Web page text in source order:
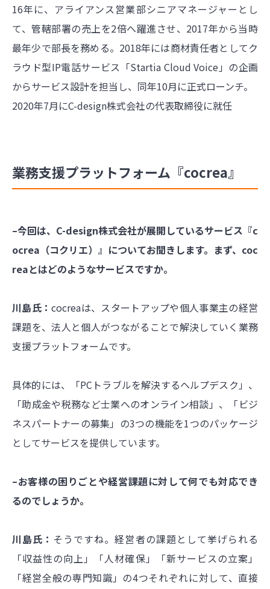
16年に、アライアンス営業部シニアマネージャーとし
て、管轄部署の売上を2倍へ躍進させ、2017年から当時
最年少で部長を務める。2018年には商材責任者としてク
ラウド型IP電話サービス「Startia Cloud Voice」の企画
からサービス設計を担当し、同年10月に正式ローンチ。
2020年7月にC-design株式会社の代表取締役に就任
業務支援プラットフォーム『cocrea』
–今回は、C-design株式会社が展開しているサービス『c
ocrea（コクリエ）』についてお聞きします。まず、coc
reaとはどのようなサービスですか。
川島氏：cocreaは、スタートアップや個人事業主の経営
課題を、法人と個人がつながることで解決していく業務
支援プラットフォームです。
具体的には、「PCトラブルを解決するヘルプデスク」、
「助成金や税務など士業へのオンライン相談」、「ビジ
ネスパートナーの募集」の3つの機能を1つのパッケージ
としてサービスを提供しています。
–お客様の困りごとや経営課題に対して何でも対応でき
るのでしょうか。
川島氏： そうですね。経営者の課題として挙げられる
「収益性の向上」「人材確保」「新サービスの立案」
「経営全般の専門知識」の4つそれぞれに対して、直接